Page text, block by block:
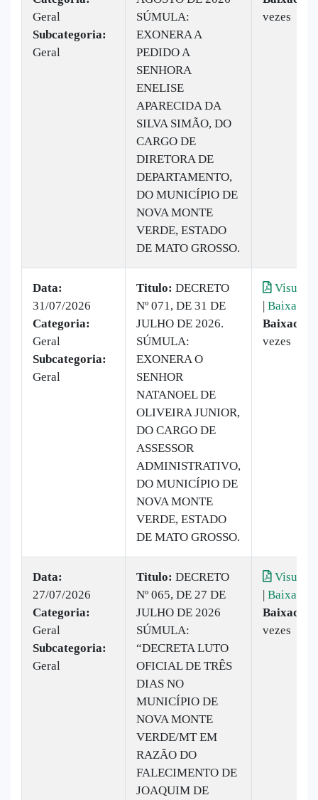
Geral
Subcategoria:
Geral
SÚMULA:
EXONERA A
PEDIDO A
SENHORA
ENELISE
APARECIDA DA
SILVA SIMÃO, DO
CARGO DE
DIRETORA DE
DEPARTAMENTO,
DO MUNICÍPIO DE
NOVA MONTE
VERDE, ESTADO
DE MATO GROSSO.
vezes
Data:
31/07/2026
Categoria:
Geral
Subcategoria:
Geral
Titulo: DECRETO
Nº 071, DE 31 DE
JULHO DE 2026.
SÚMULA:
EXONERA O
SENHOR
NATANOEL DE
OLIVEIRA JUNIOR,
DO CARGO DE
ASSESSOR
ADMINISTRATIVO,
DO MUNICÍPIO DE
NOVA MONTE
VERDE, ESTADO
DE MATO GROSSO.
| Baixar
Baixado:
vezes
Data:
27/07/2026
Categoria:
Geral
Subcategoria:
Geral
Titulo: DECRETO
Nº 065, DE 27 DE
JULHO DE 2026
SÚMULA:
“DECRETA LUTO
OFICIAL DE TRÊS
DIAS NO
MUNICÍPIO DE
NOVA MONTE
VERDE/MT EM
RAZÃO DO
FALECIMENTO DE
JOAQUIM DE
| Baixar
Baixado:
vezes